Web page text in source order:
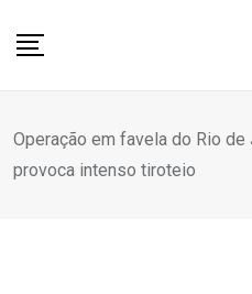
Operação em favela do Rio
provoca intenso tiroteio